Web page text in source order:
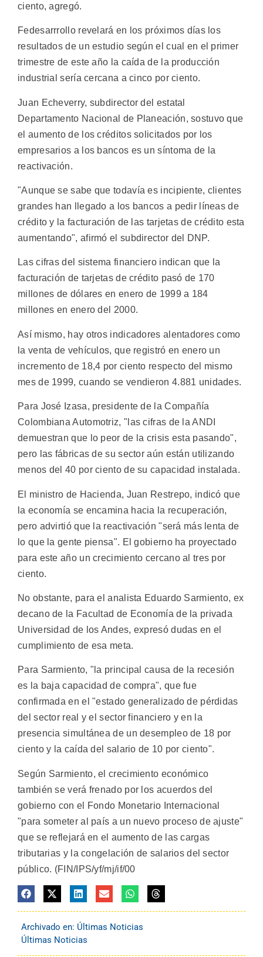
ciento, agregó.
Fedesarrrollo revelará en los próximos días los
resultados de un estudio según el cual en el primer
trimestre de este año la caída de la producción
industrial sería cercana a cinco por ciento.
Juan Echeverry, subdirector del estatal
Departamento Nacional de Planeación, sostuvo que
el aumento de los créditos solicitados por los
empresarios a los bancos es un síntoma de la
reactivación.
"Aunque se sabe que todavía es incipiente, clientes
grandes han llegado a los bancos a pedir líneas de
crédito y la facturación de las tarjetas de crédito esta
aumentando", afirmó el subdirector del DNP.
Las cifras del sistema financiero indican que la
facturación de tarjetas de crédito pasó de 170
millones de dólares en enero de 1999 a 184
millones en enero del 2000.
Así mismo, hay otros indicadores alentadores como
la venta de vehículos, que registró en enero un
incremento de 18,4 por ciento respecto del mismo
mes de 1999, cuando se vendieron 4.881 unidades.
Para José Izasa, presidente de la Compañía
Colombiana Automotriz, "las cifras de la ANDI
demuestran que lo peor de la crisis esta pasando",
pero las fábricas de su sector aún están utilizando
menos del 40 por ciento de su capacidad instalada.
El ministro de Hacienda, Juan Restrepo, indicó que
la economía se encamina hacia la recuperación,
pero advirtió que la reactivación "será más lenta de
lo que la gente piensa". El gobierno ha proyectado
para este año un crecimiento cercano al tres por
ciento.
No obstante, para el analista Eduardo Sarmiento, ex
decano de la Facultad de Economía de la privada
Universidad de los Andes, expresó dudas en el
cumplimiento de esa meta.
Para Sarmiento, "la principal causa de la recesión
es la baja capacidad de compra", que fue
confirmada en el "estado generalizado de pérdidas
del sector real y el sector financiero y en la
presencia simultánea de un desempleo de 18 por
ciento y la caída del salario de 10 por ciento".
Según Sarmiento, el crecimiento económico
también se verá frenado por los acuerdos del
gobierno con el Fondo Monetario Internacional
"para someter al país a un nuevo proceso de ajuste"
que se reflejará en el aumento de las cargas
tributarias y la congelación de salarios del sector
público. (FIN/IPS/yf/mj/if/00
Archivado en: Últimas Noticias
Últimas Noticias